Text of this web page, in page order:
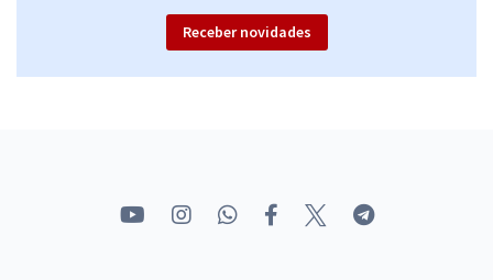
Receber novidades